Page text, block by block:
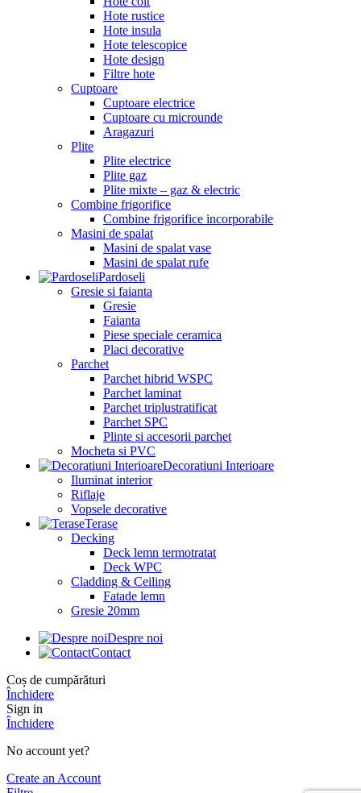
Hote rustice
Hote insula
Hote telescopice
Hote design
Filtre hote
Cuptoare
Cuptoare electrice
Cuptoare cu microunde
Aragazuri
Plite
Plite electrice
Plite gaz
Plite mixte – gaz & electric
Combine frigorifice
Combine frigorifice incorporabile
Masini de spalat
Masini de spalat vase
Masini de spalat rufe
Pardoseli
Gresie si faianta
Gresie
Faianta
Piese speciale ceramica
Placi decorative
Parchet
Parchet hibrid WSPC
Parchet laminat
Parchet triplustratificat
Parchet SPC
Plinte si accesorii parchet
Mocheta si PVC
Decoratiuni Interioare
Iluminat interior
Riflaje
Vopsele decorative
Terase
Decking
Deck lemn termotratat
Deck WPC
Cladding & Ceiling
Fatade lemn
Gresie 20mm
Despre noi
Contact
Coș de cumpărături
Închidere
Sign in
Închidere
No account yet?
Create an Account